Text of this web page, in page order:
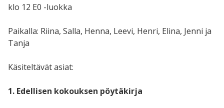
klo 12 E0 -luokka
Paikalla: Riina, Salla, Henna, Leevi, Henri, Elina, Jenni ja
Tanja
Käsiteltävät asiat:
1. Edellisen kokouksen pöytäkirja